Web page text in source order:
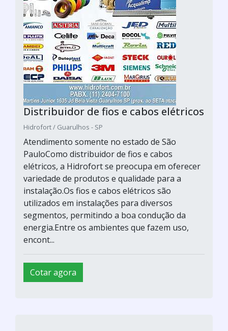
Distribuidor de fios e cabos elétricos
Hidrofort / Guarulhos - SP
Atendimento somente no estado de São
PauloComo distribuidor de fios e cabos
elétricos, a Hidrofort se preocupa em oferecer
variedade de produtos e qualidade para a
instalação.Os fios e cabos elétricos são
utilizados em instalações para diversos
segmentos, permitindo a boa condução da
energia.Entre os ambientes que fazem uso,
encont...
Cotar agora